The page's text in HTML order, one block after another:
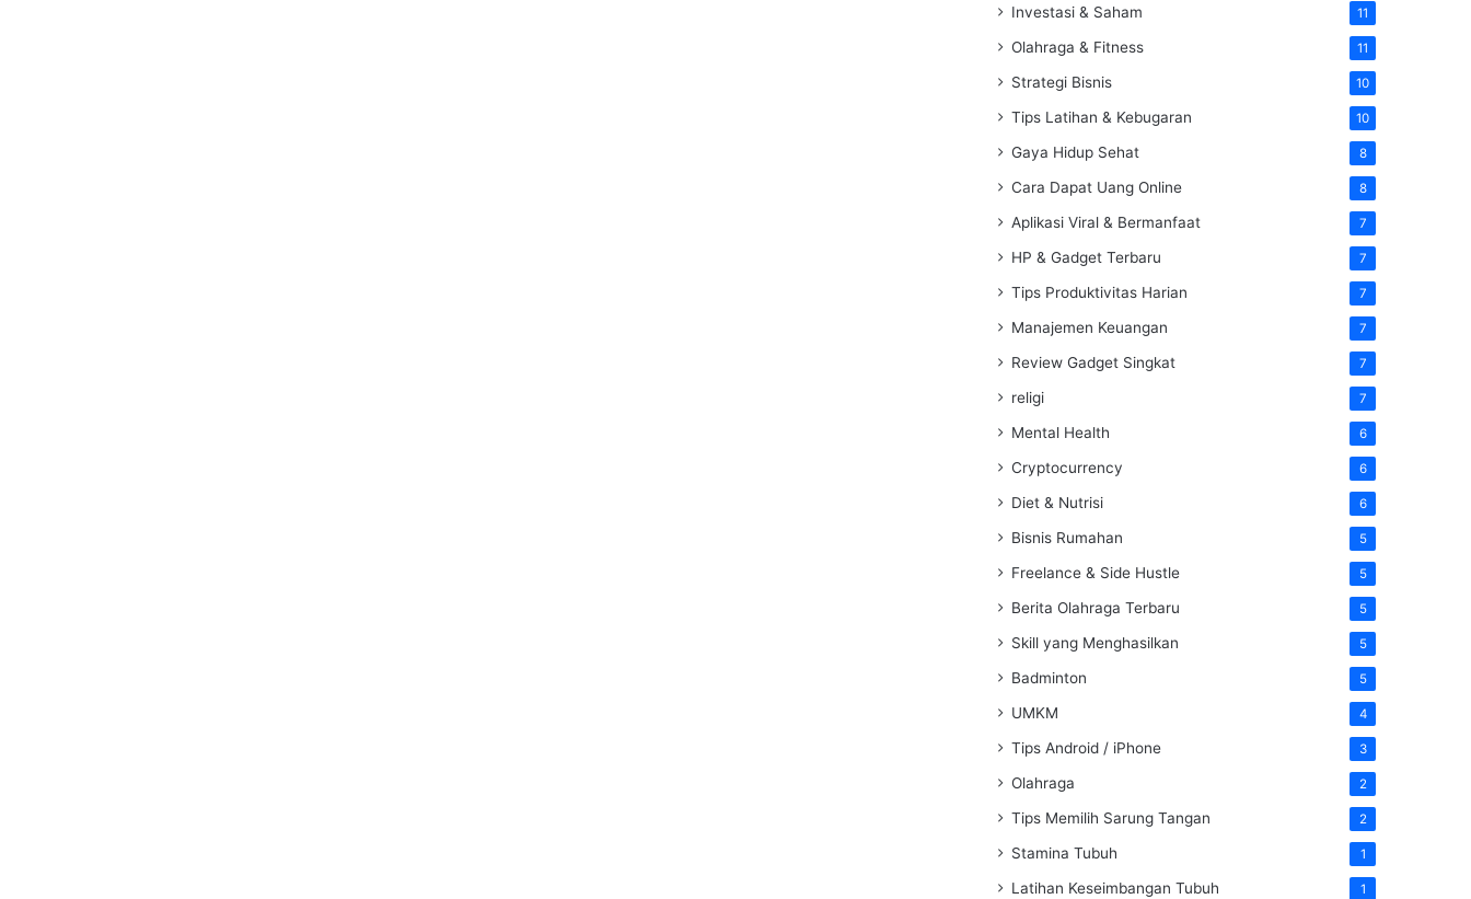
Investasi & Saham 11
Olahraga & Fitness 11
Strategi Bisnis 10
Tips Latihan & Kebugaran 10
Gaya Hidup Sehat 8
Cara Dapat Uang Online 8
Aplikasi Viral & Bermanfaat 7
HP & Gadget Terbaru 7
Tips Produktivitas Harian 7
Manajemen Keuangan 7
Review Gadget Singkat 7
religi 7
Mental Health 6
Cryptocurrency 6
Diet & Nutrisi 6
Bisnis Rumahan 5
Freelance & Side Hustle 5
Berita Olahraga Terbaru 5
Skill yang Menghasilkan 5
Badminton 5
UMKM 4
Tips Android / iPhone 3
Olahraga 2
Tips Memilih Sarung Tangan 2
Stamina Tubuh 1
Latihan Keseimbangan Tubuh 1